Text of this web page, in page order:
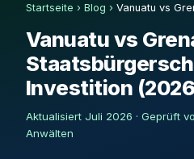
Startseite › Blog › Vanuatu vs
Vanuatu vs
Investition
Aktualisiert Juli 2026 · Geprüft
Anwälten